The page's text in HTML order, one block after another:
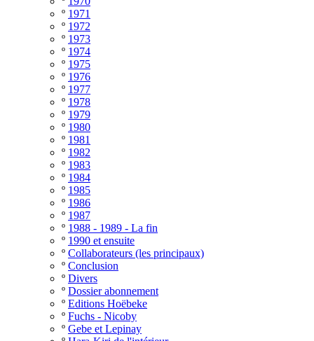
º 1971
º 1972
º 1973
º 1974
º 1975
º 1976
º 1977
º 1978
º 1979
º 1980
º 1981
º 1982
º 1983
º 1984
º 1985
º 1986
º 1987
º 1988 - 1989 - La fin
º 1990 et ensuite
º Collaborateurs (les principaux)
º Conclusion
º Divers
º Dossier abonnement
º Editions Hoëbeke
º Fuchs - Nicoby
º Gebe et Lepinay